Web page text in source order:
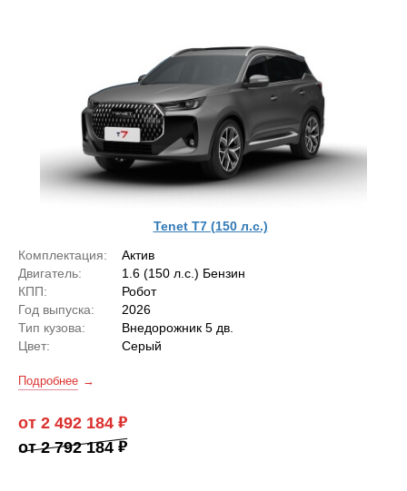
Tenet T7 (150 л.с.)
Комплектация:
Актив
Двигатель:
1.6 (150 л.с.) Бензин
КПП:
Робот
Год выпуска:
2026
Тип кузова:
Внедорожник 5 дв.
Цвет:
Серый
Подробнее
от 2 492 184
от 2 792 184